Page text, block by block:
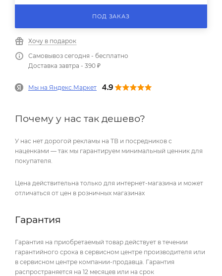
ПОД ЗАКАЗ
Хочу в подарок
Самовывоз сегодня - бесплатно
Доставка завтра - 390 ₽
Мы на Яндекс.Маркет
Почему у нас так дешево?
У нас нет дорогой рекламы на ТВ и посредников с
наценками — так мы гарантируем минимальный ценник для
покупателя.
Цена действительна только для интернет-магазина и может
отличаться от цен в розничных магазинах
Гарантия
Гарантия на приобретаемый товар действует в течении
гарантийного срока в сервисном центре производителя или
в сервисном центре компании-продавца. Гарантия
распространяется на 12 месяцев или на срок